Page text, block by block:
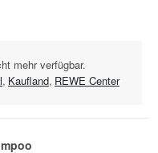
mehr verfügbar.
, Kaufland, REWE Center